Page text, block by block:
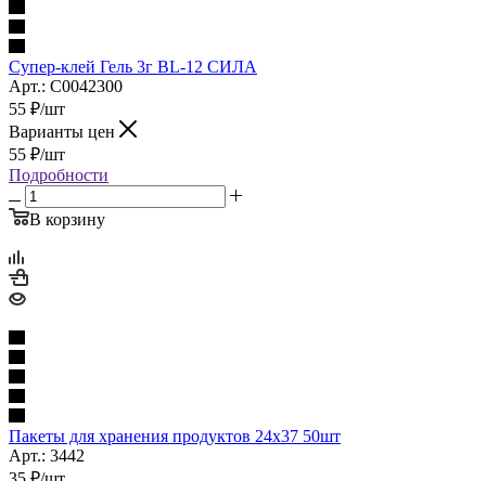
Супер-клей Гель 3г BL-12 СИЛА
Арт.: C0042300
55 ₽/шт
Варианты цен
55 ₽/шт
Подробности
В корзину
Пакеты для хранения продуктов 24х37 50шт
Арт.: 3442